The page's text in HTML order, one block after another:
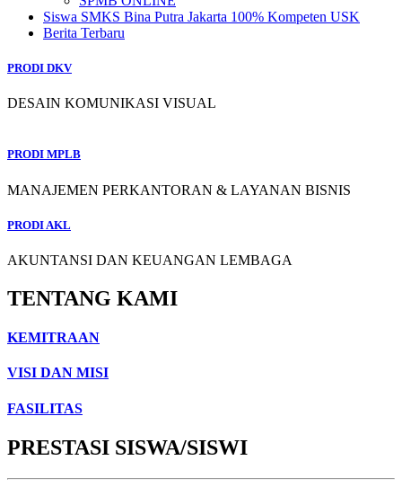
Siswa SMKS Bina Putra Jakarta 100% Kompeten USK
Berita Terbaru
PRODI DKV
DESAIN KOMUNIKASI VISUAL
PRODI MPLB
MANAJEMEN PERKANTORAN & LAYANAN BISNIS
PRODI AKL
AKUNTANSI DAN KEUANGAN LEMBAGA
TENTANG KAMI
KEMITRAAN
VISI DAN MISI
FASILITAS
PRESTASI SISWA/SISWI